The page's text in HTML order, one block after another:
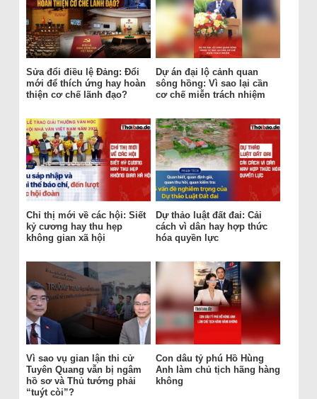
Sửa đổi điều lệ Đảng: Đổi
mới để thích ứng hay hoàn
thiện cơ chế lãnh đạo?
Dự án đại lộ cảnh quan
sông hồng: Vì sao lại cần
cơ chế miễn trách nhiệm
Chỉ thị mới về các hội: Siết
kỷ cương hay thu hẹp
không gian xã hội
Dự thảo luật đất đai: Cải
cách vì dân hay hợp thức
hóa quyền lực
Vì sao vụ gian lận thi cử
Tuyên Quang vẫn bị ngâm
hồ sơ và Thủ tướng phải
“tuýt còi”?
Con dâu tỷ phú Hồ Hùng
Anh làm chủ tịch hãng hàng
không